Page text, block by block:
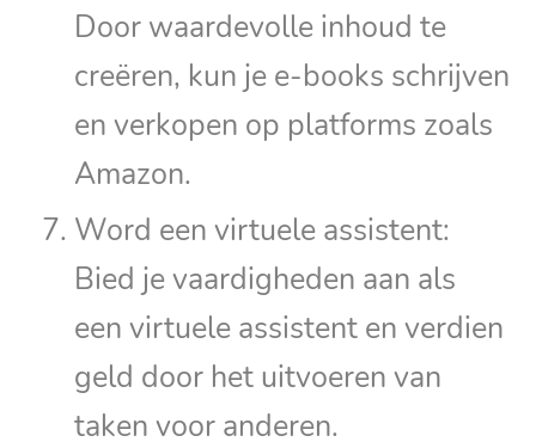
Door waardevolle inhoud te
creëren, kun je e-books schrijven
en verkopen op platforms zoals
Amazon.
Word een virtuele assistent:
Bied je vaardigheden aan als
een virtuele assistent en verdien
geld door het uitvoeren van
taken voor anderen.